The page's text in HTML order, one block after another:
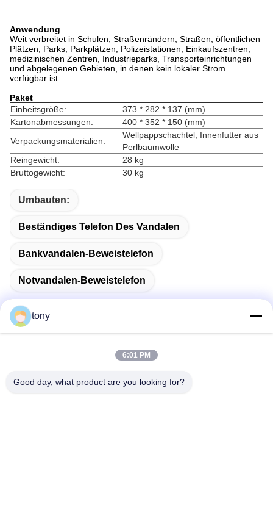
Anwendung
Weit verbreitet in Schulen, Straßenrändern, Straßen, öffentlichen
Plätzen, Parks, Parkplätzen, Polizeistationen, Einkaufszentren,
medizinischen Zentren, Industrieparks, Transporteinrichtungen
und abgelegenen Gebieten, in denen kein lokaler Strom
verfügbar ist.
Paket
Einheitsgröße:
373 * 282 * 137 (mm)
Kartonabmessungen:
400 * 352 * 150 (mm)
Verpackungsmaterialien:
Wellpappschachtel, Innenfutter aus
Perlbaumwolle
Reingewicht:
28 kg
Bruttogewicht:
30 kg
Umbauten:
Beständiges Telefon Des Vandalen
Bankvandalen-Beweistelefon
Notvandalen-Beweistelefon
Schnelle Kontaktaufnahme
Adresse
tony
6:01 PM
Good day, what product are you looking for?